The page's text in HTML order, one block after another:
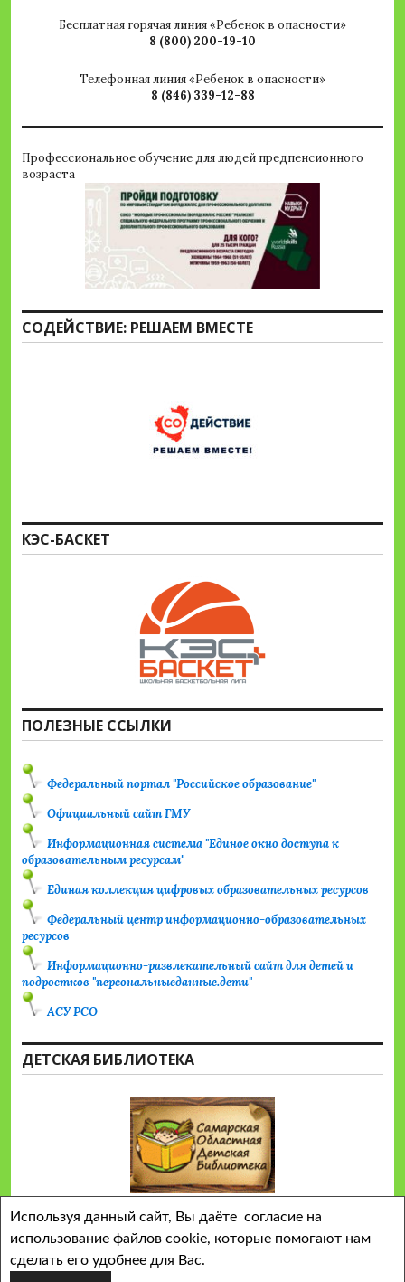
Бесплатная горячая линия «Ребенок в опасности»
8 (800) 200-19-10
Телефонная линия «Ребенок в опасности»
8 (846) 339-12-88
Профессиональное обучение для людей предпенсионного
возраста
СОДЕЙСТВИЕ: РЕШАЕМ ВМЕСТЕ
КЭС-БАСКЕТ
ПОЛЕЗНЫЕ ССЫЛКИ
Федеральный портал "Российское образование"
Официальный сайт ГМУ
Информационная система "Единое окно доступа к
образовательным ресурсам"
Единая коллекция цифровых образовательных ресурсов
Федеральный центр информационно-образовательных
ресурсов
Информационно-развлекательный сайт для детей и
подростков "персональныеданные.дети"
АСУ РСО
ДЕТСКАЯ БИБЛИОТЕКА
Используя данный сайт, Вы даёте согласие на
использование файлов cookie, которые помогают нам
сделать его удобнее для Вас.